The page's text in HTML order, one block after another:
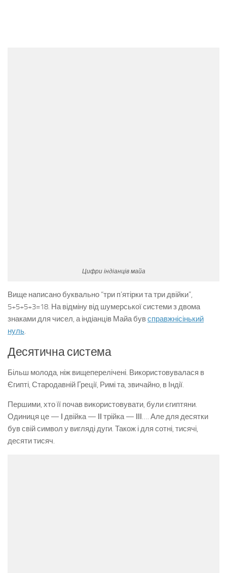
Цифри індіанців майа
Вище написано буквально “три п’ятірки та три двійки”,
5+5+5+3=18. На відміну від шумерської системи з двома
знаками для чисел, а індіанців Майа бувсправжнісінький
нуль.
Десятична система
Більш молода, ніж вищеперелічені. Використовувалася в
Єгипті, Стародавній Греції, Римі та, звичайно, в Індії.
Першими, хто її почав використовувати, були єгиптяни.
Одиниця це — I двійка — II трійка — III…. Але для десятки
був свій символ у вигляді дуги. Також і для сотні, тисячі,
десяти тисяч.